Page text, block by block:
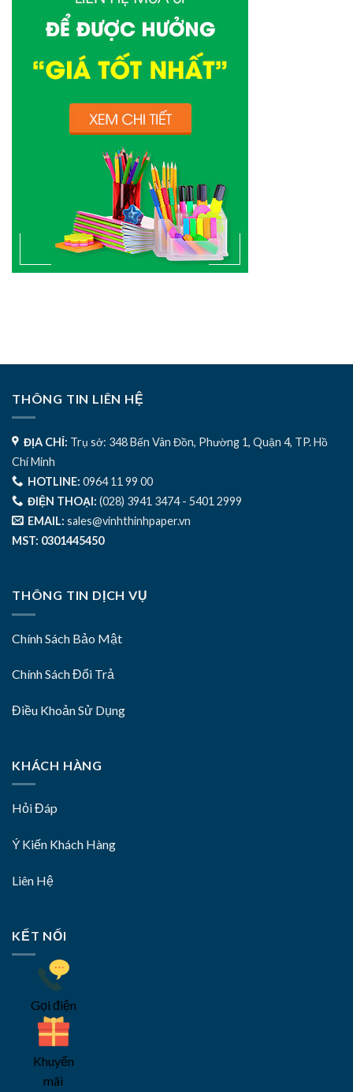
THÔNG TIN LIÊN HỆ
ĐỊA CHỈ: Trụ sở: 348 Bến Vân Đồn, Phường 1, Quận 4, TP. Hồ
Chí Minh
HOTLINE: 0964 11 99 00
ĐIỆN THOẠI: (028) 3941 3474 - 5401 2999
EMAIL: sales@vinhthinhpaper.vn
MST: 0301445450
THÔNG TIN DỊCH VỤ
Chính Sách Bảo Mật
Chính Sách Đổi Trả
Điều Khoản Sử Dụng
KHÁCH HÀNG
Hỏi Đáp
Ý Kiến Khách Hàng
Liên Hệ
KẾT NỐI
Gọi điện
Khuyến
mãi